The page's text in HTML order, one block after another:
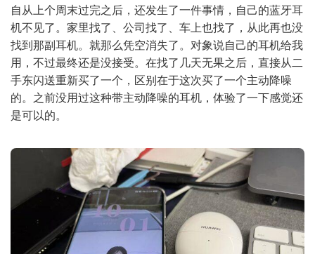
自从上个周末过完之后，还发生了一件事情，自己的蓝牙耳
机不见了。家里找了、公司找了、车上也找了，从此再也没
找到那副耳机。就那么凭空消失了。对象说自己的耳机给我
用，不过最终还是没接受。在找了几天无果之后，直接从二
手东闪送重新买了一个，区别在于这次买了一个主动降噪
的。之前没用过这种带主动降噪的耳机，体验了一下感觉还
是可以的。